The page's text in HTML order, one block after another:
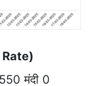
Rate)
मंदी 0